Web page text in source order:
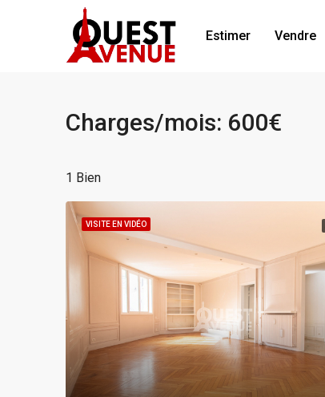
Estimer Vendre
Charges/mois: 600€
1 Bien
VISITE EN VIDÉO